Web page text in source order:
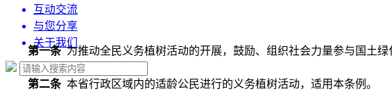
互动交流
与您分享
关于我们
第一条为推动全民义务植树活动的开展，鼓励、组织社会力量参与国土
第二条 本省行政区域内的适龄公民进行的义务植树活动，适用本条例。